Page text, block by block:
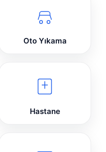
Oto Yıkama
Hastane